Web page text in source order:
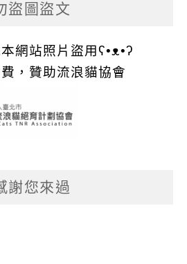
盜圖盜文
網站照片盜用ʕ•ᴥ•ʔ
，贊助流浪貓協會
謝您來過